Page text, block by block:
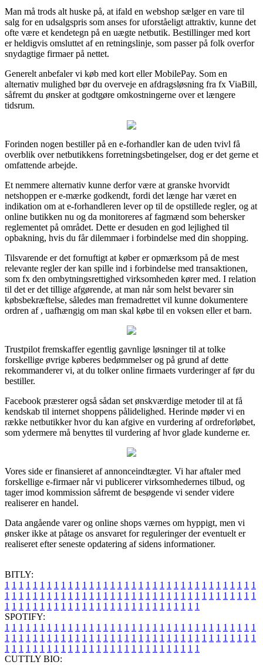
Man må trods alt huske på, at ifald en webshop sælger en vare til
salg for en udsalgspris som anses for uforståeligt attraktiv, kunne det
ofte være et kendetegn på en uægte netbutik. Bestillinger med kort
er heldigvis omsluttet af en retningslinje, som passer på folk overfor
snydagtige firmaer på nettet.
Generelt anbefaler vi køb med kort eller MobilePay. Som en
alternativ mulighed bør du overveje en afdragsløsning fra fx ViaBill,
såfremt du ønsker at godtgøre omkostningerne over et længere
tidsrum.
Forinden nogen bestiller på en e-forhandler kan de uden tvivl få
overblik over netbutikkens forretningsbetingelser, dog er det gerne et
omfattende arbejde.
Et nemmere alternativ kunne derfor være at granske hvorvidt
netshoppen er e-mærke godkendt, fordi det længe har været en
indikation om at e-forhandleren lever op til de opstillede regler, og at
online butikken nu og da monitoreres af fagmænd som behersker
reglementet på området. Dette er desuden en god lejlighed til
opbakning, hvis du får dilemmaer i forbindelse med din shopping.
Tilsvarende er det fornuftigt at køber er opmærksom på de mest
relevante regler der kan spille ind i forbindelse med transaktionen,
som fx den ombytningsrettighed virksomheden kører med. I relation
til det er det tillige afgørende, at man når som helst bevarer sin
købsbekræftelse, således man fremadrettet vil kunne dokumentere
ordren af , uafhængig om man skal købe til en voksen eller et barn.
Trustpilot fremskaffer egentlig gavnlige løsninger til at tolke
forskellige øvrige køberes bedømmelser og på grund af dette
rekommanderer vi, at du tolker online firmaets vurderinger af før du
bestiller.
Facebook præsterer også sådan set ønskværdige metoder til at få
kendskab til internet shoppens pålidelighed. Herinde møder vi en
række netbutikker hvor du kan afgive en vurdering af ordreforløbet,
som ydermere må benyttes til vurdering af hvor glade kunderne er.
Vores side er finansieret af annonceindtægter. Vi har aftaler med
forskellige e-firmaer når vi publicerer virksomhedernes tilbud, og
tager imod kommission såfremt de besøgende vi sender videre
realiserer en handel.
Data angående varer og online shops værnes om hyppigt, men vi
ønsker ikke at påtage os ansvaret for reguleringer der eventuelt er
realiseret efter seneste opdatering af sidens informationer.
BITLY:
1 1 1 1 1 1 1 1 1 1 1 1 1 1 1 1 1 1 1 1 1 1 1 1 1 1 1 1 1 1 1 1 1 1 1 1
1 1 1 1 1 1 1 1 1 1 1 1 1 1 1 1 1 1 1 1 1 1 1 1 1 1 1 1 1 1 1 1 1 1 1 1
1 1 1 1 1 1 1 1 1 1 1 1 1 1 1 1 1 1 1 1 1 1 1 1 1 1 1 1
SPOTIFY:
1 1 1 1 1 1 1 1 1 1 1 1 1 1 1 1 1 1 1 1 1 1 1 1 1 1 1 1 1 1 1 1 1 1 1 1
1 1 1 1 1 1 1 1 1 1 1 1 1 1 1 1 1 1 1 1 1 1 1 1 1 1 1 1 1 1 1 1 1 1 1 1
1 1 1 1 1 1 1 1 1 1 1 1 1 1 1 1 1 1 1 1 1 1 1 1 1 1 1 1
CUTTLY BIO: